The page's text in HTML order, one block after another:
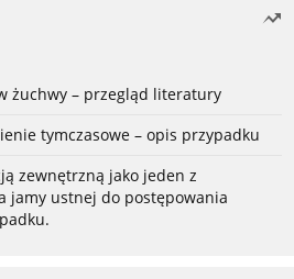
żuchwy – przegląd literatury
tymczasowe – opis przypadku
zewnętrzną jako jeden z
jamy ustnej do postępowania